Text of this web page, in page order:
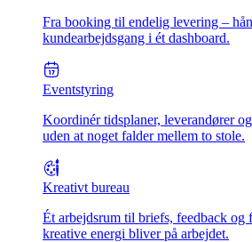
Fra booking til endelig levering –
kundearbejdsgang i ét dashboard.
Eventstyring
Koordinér tidsplaner, leverandører
uden at noget falder mellem to stole.
Kreativt bureau
Ét arbejdsrum til briefs, feedback og
kreative energi bliver på arbejdet.